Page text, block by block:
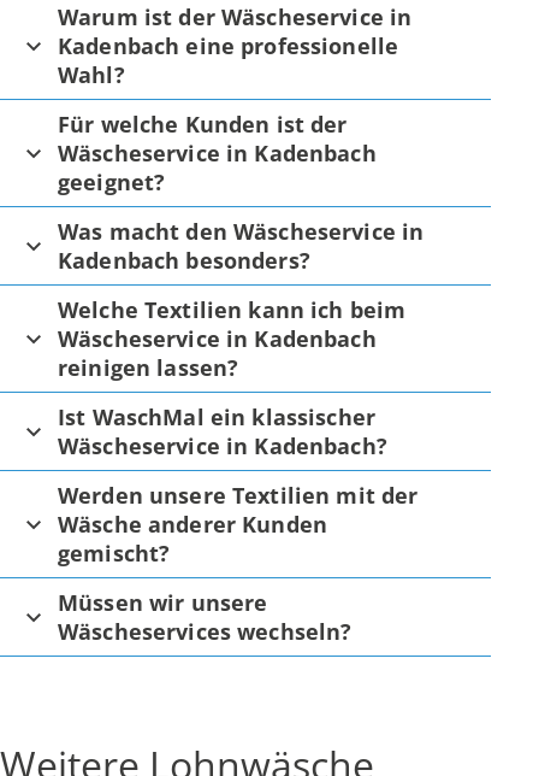
Warum ist der Wäscheservice in
Kadenbach eine professionelle
Wahl?
Für welche Kunden ist der
Wäscheservice in Kadenbach
geeignet?
Was macht den Wäscheservice in
Kadenbach besonders?
Welche Textilien kann ich beim
Wäscheservice in Kadenbach
reinigen lassen?
Ist WaschMal ein klassischer
Wäscheservice in Kadenbach?
Werden unsere Textilien mit der
Wäsche anderer Kunden
gemischt?
Müssen wir unsere
Wäscheservices wechseln?
Weitere Lohnwäsche